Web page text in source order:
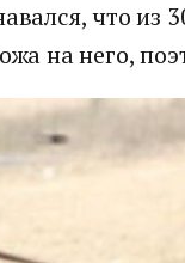
что из
на него,